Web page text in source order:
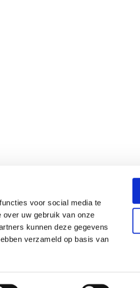
voor social media te
uw gebruik van onze
kunnen deze gegevens
verzameld op basis van